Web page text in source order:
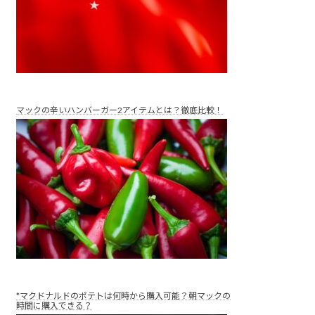
マックの辛いハンバーガー2アイテムとは？徹底比較！
*マクドナルドのポテトは何時から購入可能？朝マックの
時間に購入できる？